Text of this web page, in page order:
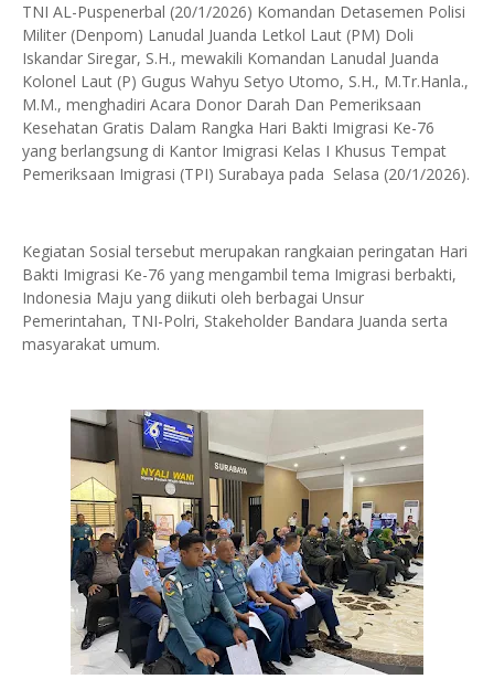
‎TNI AL-Puspenerbal (20/1/2026) Komandan Detasemen Polisi
Militer (Denpom) Lanudal Juanda Letkol Laut (PM) Doli
Iskandar Siregar, S.H., mewakili Komandan Lanudal Juanda
Kolonel Laut (P) Gugus Wahyu Setyo Utomo, S.H., M.Tr.Hanla.,
M.M., menghadiri Acara Donor Darah Dan Pemeriksaan
Kesehatan Gratis Dalam Rangka Hari Bakti Imigrasi Ke-76
yang berlangsung di Kantor Imigrasi Kelas I Khusus Tempat
Pemeriksaan Imigrasi (TPI) Surabaya pada Selasa (20/1/2026).
‎Kegiatan Sosial tersebut merupakan rangkaian peringatan Hari
Bakti Imigrasi Ke-76 yang mengambil tema Imigrasi berbakti,
Indonesia Maju yang diikuti oleh berbagai Unsur
Pemerintahan, TNI-Polri, Stakeholder Bandara Juanda serta
masyarakat umum.